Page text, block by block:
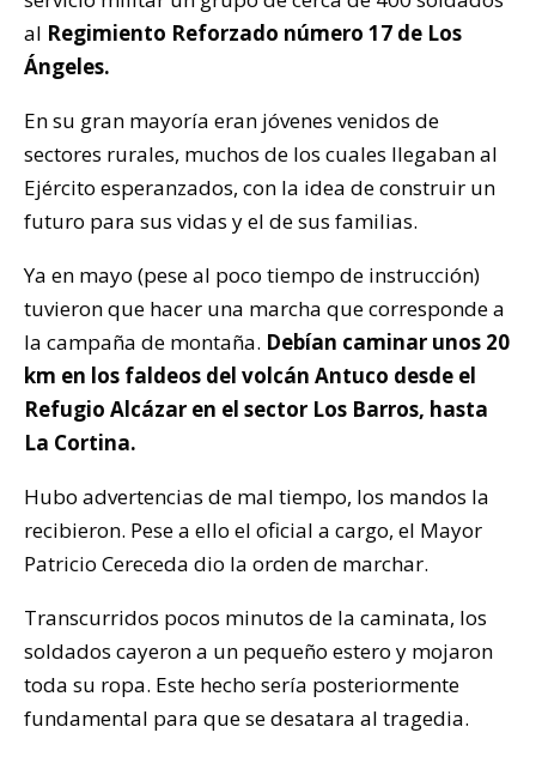
al Regimiento Reforzado número 17 de Los
Ángeles.
En su gran mayoría eran jóvenes venidos de
sectores rurales, muchos de los cuales llegaban al
Ejército esperanzados, con la idea de construir un
futuro para sus vidas y el de sus familias.
Ya en mayo (pese al poco tiempo de instrucción)
tuvieron que hacer una marcha que corresponde a
la campaña de montaña. Debían caminar unos 20
km en los faldeos del volcán Antuco desde el
Refugio Alcázar en el sector Los Barros, hasta
La Cortina.
Hubo advertencias de mal tiempo, los mandos la
recibieron. Pese a ello el oficial a cargo, el Mayor
Patricio Cereceda dio la orden de marchar.
Transcurridos pocos minutos de la caminata, los
soldados cayeron a un pequeño estero y mojaron
toda su ropa. Este hecho sería posteriormente
fundamental para que se desatara al tragedia.